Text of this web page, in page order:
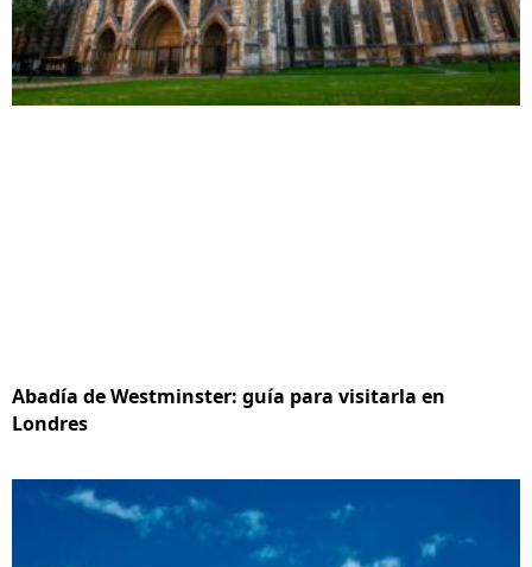
Abadía de Westminster: guía para visitarla en
Londres